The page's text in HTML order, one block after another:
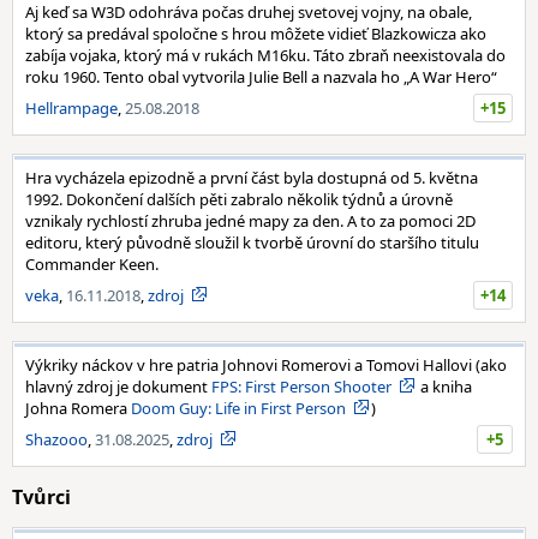
Aj keď sa W3D odohráva počas druhej svetovej vojny, na obale,
ktorý sa predával spoločne s hrou môžete vidieť Blazkowicza ako
zabíja vojaka, ktorý má v rukách M16ku. Táto zbraň neexistovala do
roku 1960. Tento obal vytvorila Julie Bell a nazvala ho „A War Hero“
Hellrampage,25.08.2018 +15
Hra vycházela epizodně a první část byla dostupná od 5. května
1992. Dokončení dalších pěti zabralo několik týdnů a úrovně
vznikaly rychlostí zhruba jedné mapy za den. A to za pomoci 2D
editoru, který původně sloužil k tvorbě úrovní do staršího titulu
Commander Keen.
veka, 16.11.2018,zdroj +14
Výkriky náckov v hre patria Johnovi Romerovi a Tomovi Hallovi (ako
hlavný zdroj je dokument FPS: First Person Shooter
a kniha
Johna Romera Doom Guy: Life in First Person
)
Shazooo,31.08.2025,zdroj +5
Tvůrci